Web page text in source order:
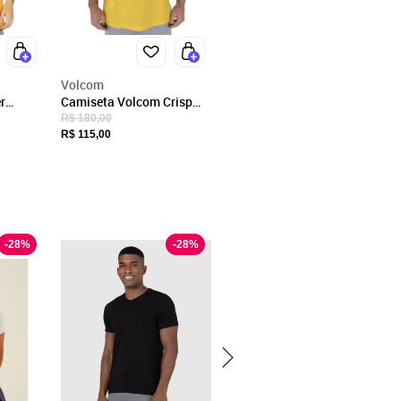
Volcom
Camiseta Volcom Crisp
Stone WT25 Masculina
Amarelo
R$ 180,00
R$ 115,00
-28% -28%